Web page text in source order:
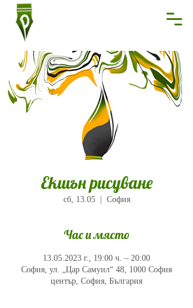
Екшън рисуване
сб, 13.05
  |
София
Час и място
13.05.2023 г., 19:00 ч. – 20:00
София, ул. „Цар Самуил“ 48, 1000 София
център, София, България